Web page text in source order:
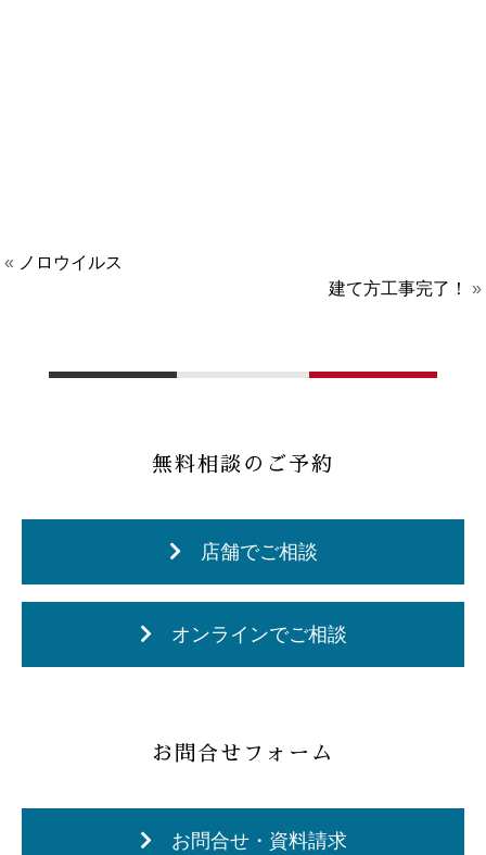
« ノロウイルス
建て方工事完了！
»
無料相談のご予約
店舗でご相談
オンラインでご相談
お問合せフォーム
お問合せ・資料請求